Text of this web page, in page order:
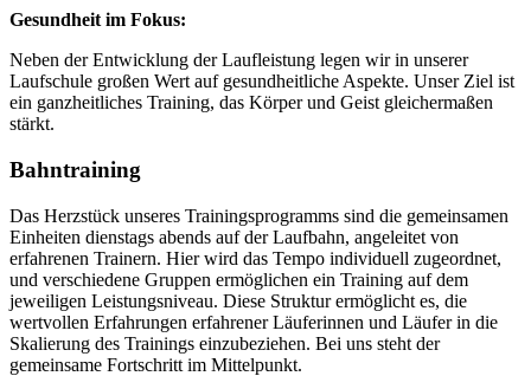
Gesundheit im Fokus:
Neben der Entwicklung der Laufleistung legen wir in unserer
Laufschule großen Wert auf gesundheitliche Aspekte. Unser Ziel ist
ein ganzheitliches Training, das Körper und Geist gleichermaßen
stärkt.
Bahntraining
Das Herzstück unseres Trainingsprogramms sind die gemeinsamen
Einheiten dienstags abends auf der Laufbahn, angeleitet von
erfahrenen Trainern. Hier wird das Tempo individuell zugeordnet,
und verschiedene Gruppen ermöglichen ein Training auf dem
jeweiligen Leistungsniveau. Diese Struktur ermöglicht es, die
wertvollen Erfahrungen erfahrener Läuferinnen und Läufer in die
Skalierung des Trainings einzubeziehen. Bei uns steht der
gemeinsame Fortschritt im Mittelpunkt.